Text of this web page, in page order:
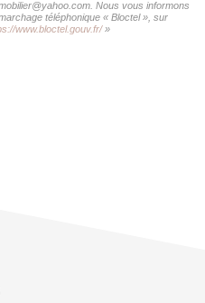
Nous vous informons
téléphonique « Bloctel », sur
www.bloctel.gouv.fr/»